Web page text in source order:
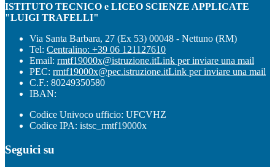
ISTITUTO TECNICO e LICEO SCIENZE APPLICATE
"LUIGI TRAFELLI"
Via Santa Barbara, 27 (Ex 53) 00048 - Nettuno (RM)
Tel: Centralino: +39 06 121127610
Email: rmtf19000x@istruzione.itLink per inviare una mail
PEC: rmtf19000x@pec.istruzione.itLink per inviare una mail
C.F.: 80249350580
IBAN:
Codice Univoco ufficio: UFCVHZ
Codice IPA: istsc_rmtf19000x
Seguici su